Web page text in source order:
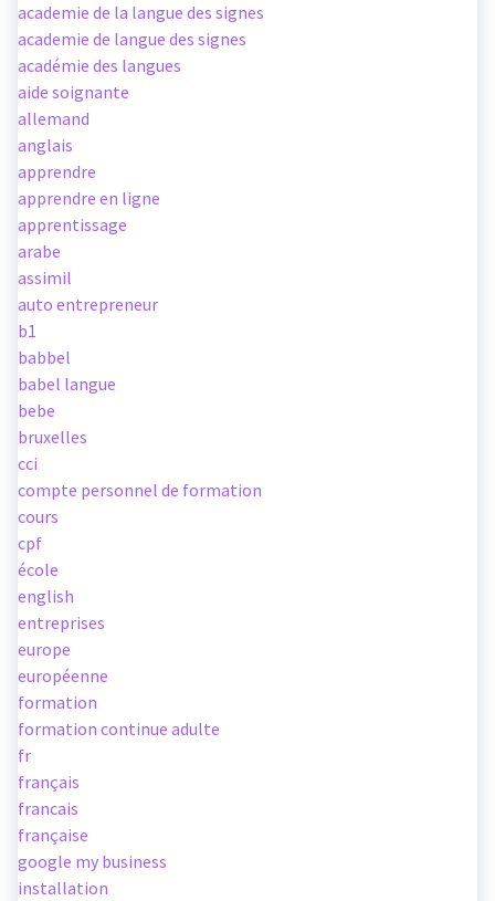
academie de la langue des signes
academie de langue des signes
académie des langues
aide soignante
allemand
anglais
apprendre
apprendre en ligne
apprentissage
arabe
assimil
auto entrepreneur
b1
babbel
babel langue
bebe
bruxelles
cci
compte personnel de formation
cours
cpf
école
english
entreprises
europe
européenne
formation
formation continue adulte
fr
français
francais
française
google my business
installation